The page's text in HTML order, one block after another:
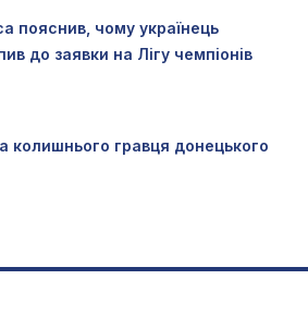
пояснив, чому українець
до заявки на Лігу чемпіонів
колишнього гравця донецького